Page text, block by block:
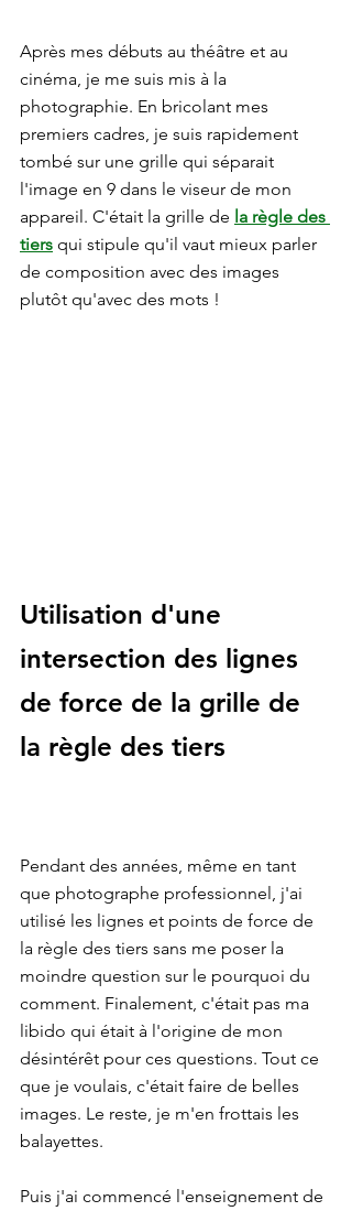
Après mes débuts au théâtre et au
cinéma, je me suis mis à la
photographie. En bricolant mes
premiers cadres, je suis rapidement
tombé sur une grille qui séparait
l'image en 9 dans le viseur de mon
appareil. C'était la grille de la règle des
tiers qui stipule qu'il vaut mieux parler
de composition avec des images
plutôt qu'avec des mots !
Utilisation d'une
intersection des lignes
de force de la grille de
la règle des tiers
Pendant des années, même en tant
que photographe professionnel, j'ai
utilisé les lignes et points de force de
la règle des tiers sans me poser la
moindre question sur le pourquoi du
comment. Finalement, c'était pas ma
libido qui était à l'origine de mon
désintérêt pour ces questions. Tout ce
que je voulais, c'était faire de belles
images. Le reste, je m'en frottais les
balayettes.
Puis j'ai commencé l'enseignement de